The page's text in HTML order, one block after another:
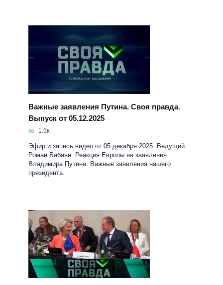
Важные заявления Путина. Своя правда.
Выпуск от 05.12.2025
1.9к.
Эфир и запись видео от 05 декабря 2025. Ведущий:
Роман Бабаян. Реакция Европы на заявления
Владимира Путина. Важные заявления нашего
президента.